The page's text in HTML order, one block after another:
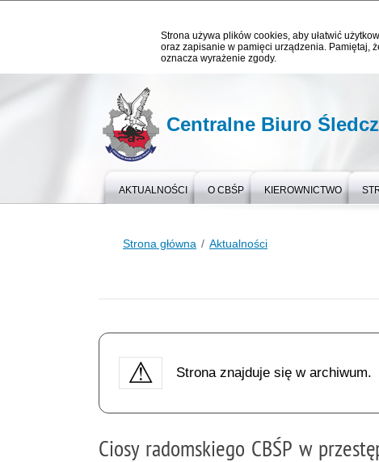
Strona używa plików cookies, aby ułatwić
oraz zapisanie w pamięci urządzenia. Pamiętaj,
oznacza wyrażenie zgody.
Centralne Biuro
AKTUALNOŚCI O CBŚP KIEROWNICTWO
Strona główna Aktualności
Strona znajduje się w archiwum.
Ciosy radomskiego CBŚP w